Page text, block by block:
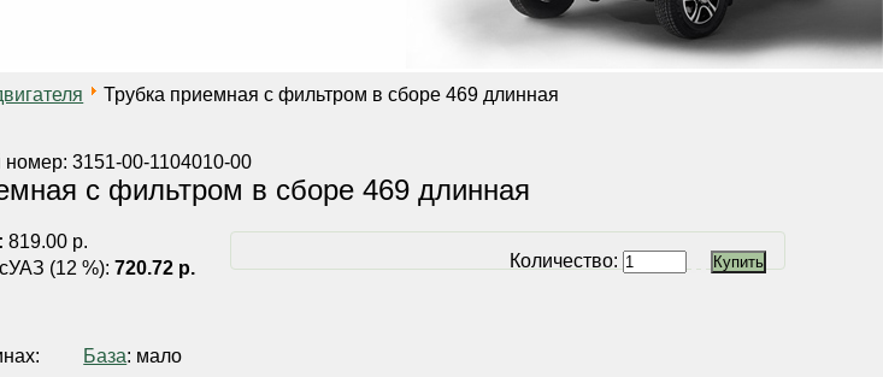
Трубка приемная с фильтром в сборе 469 длинная
3151-00-1104010-00
с фильтром в сборе 469 длинная
819.00 р.
(12 %):720.72 р.
База: мало
Количество: